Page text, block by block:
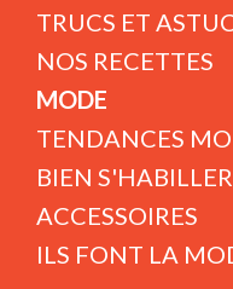
TRUCS ET
NOS RECETTES
MODE
TENDANCES
BIEN S'HABILLER
ACCESSOIRES
ILS FONT LA